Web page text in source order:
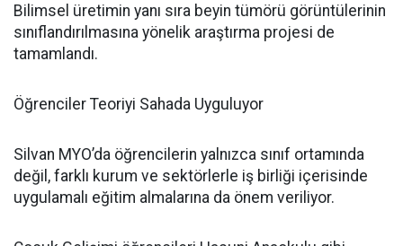
Bilimsel üretimin yanı sıra beyin tümörü görüntülerinin
sınıflandırılmasına yönelik araştırma projesi de
tamamlandı.
Öğrenciler Teoriyi Sahada Uyguluyor
Silvan MYO’da öğrencilerin yalnızca sınıf ortamında
değil, farklı kurum ve sektörlerle iş birliği içerisinde
uygulamalı eğitim almalarına da önem veriliyor.